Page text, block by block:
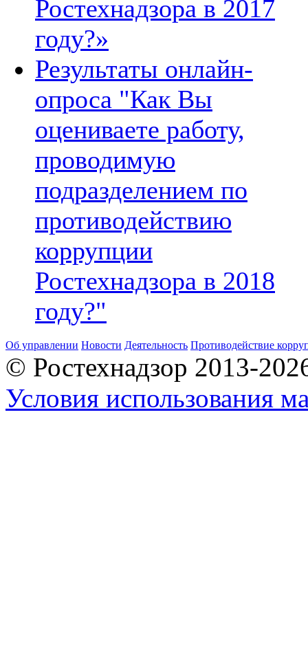
Ростехнадзора в 2017
году?»
Результаты онлайн-
опроса "Как Вы
оцениваете работу,
проводимую
подразделением по
противодействию
коррупции
Ростехнадзора в 2018
году?"
Об управлении Новости Деятельность Противодействие
© Ростехнадзор 2013-
Условия использования